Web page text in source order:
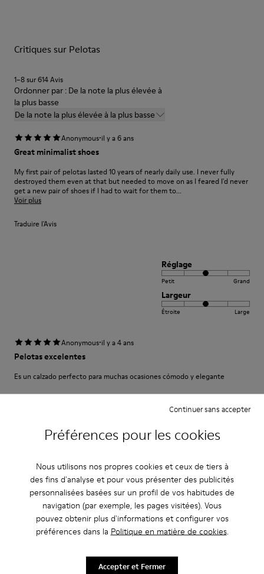
Préférences pour les cookies
Nous utilisons nos propres cookies et ceux de tiers à
des fins d'analyse et pour vous présenter des publicités
personnalisées basées sur un profil de vos habitudes de
navigation (par exemple, les pages visitées). Vous
pouvez obtenir plus d'informations et configurer vos
préférences dans la Politique en matière de cookies.
Continuer sans accepter
Accepter et Fermer
Certifiées par le Leather Working Group
Pour obtenir des instructions détaillées sur l’entretien de
des chaussures
Critiques sur Pelotas
1–8 sur 614 Avis
Ordonner par : De la note la plus élevée à
la plus basse
De la note la plus élevée à la plus basse
Anonymous·il y a 6 ans
Great minimalist shoes
My first pair of pelotas lasted 10 years of nearly daily use. I never fully
destroyed them even at that but needed to move on as I feared I'd never
get a new pair of shoes if I had to wait for them to...
Voir plus
Traduire l'Avis
Réglage
Petit Grand
Largeur
Étroite Large
Anonymous·il y a 4 ans
Pelotas excelentes
Es un calzado perfecto para muchas ocasiones cómodo y elegante
Réglage
Largeur
Anonymous·il y a 4 ans
Perfekt
Allerdings: Das Schnürsenkel-System ist etwas gewöhnungsbedürftig.